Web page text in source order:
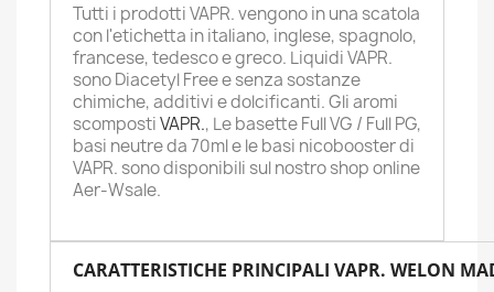
Tutti i prodotti VAPR. vengono in una scatola
con l'etichetta in italiano, inglese, spagnolo,
francese, tedesco e greco. Liquidi VAPR.
sono Diacetyl Free e senza sostanze
chimiche, additivi e dolcificanti. Gli aromi
scompostiVAPR., Le basette Full VG / Full PG,
basi neutre da 70ml e le basi nicobooster di
VAPR. sono disponibili sul nostro shop online
Aer-Wsale.
CARATTERISTICHE PRINCIPALI VAPR. WELON